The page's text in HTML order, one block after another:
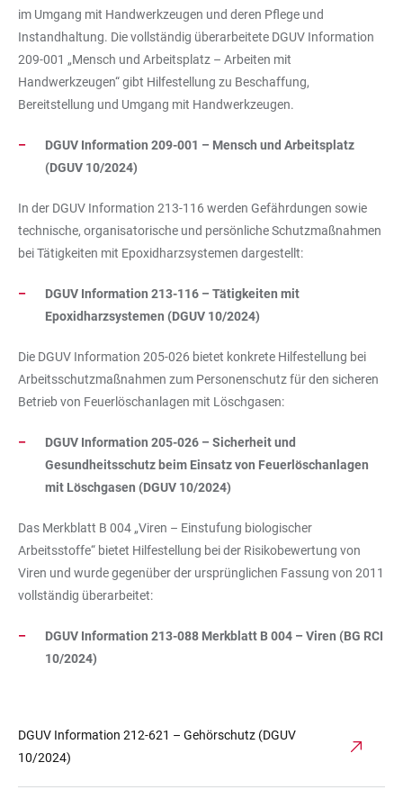
im Umgang mit Handwerkzeugen und deren Pflege und
Instandhaltung. Die vollständig überarbeitete DGUV Information
209-001 „Mensch und Arbeitsplatz – Arbeiten mit
Handwerkzeugen“ gibt Hilfestellung zu Beschaffung,
Bereitstellung und Umgang mit Handwerkzeugen.
DGUV Information 209-001 – Mensch und Arbeitsplatz
(DGUV 10/2024)
In der DGUV Information 213-116 werden Gefährdungen sowie
technische, organisatorische und persönliche Schutzmaßnahmen
bei Tätigkeiten mit Epoxidharzsystemen dargestellt:
DGUV Information 213-116 – Tätigkeiten mit
Epoxidharzsystemen (DGUV 10/2024)
Die DGUV Information 205-026 bietet konkrete Hilfestellung bei
Arbeitsschutzmaßnahmen zum Personenschutz für den sicheren
Betrieb von Feuerlöschanlagen mit Löschgasen:
DGUV Information 205-026 – Sicherheit und
Gesundheitsschutz beim Einsatz von Feuerlöschanlagen
mit Löschgasen (DGUV 10/2024)
Das Merkblatt B 004 „Viren – Einstufung biologischer
Arbeitsstoffe“ bietet Hilfestellung bei der Risikobewertung von
Viren und wurde gegenüber der ursprünglichen Fassung von 2011
vollständig überarbeitet:
DGUV Information 213-088 Merkblatt B 004 – Viren (BG RCI
10/2024)
DGUV Information 212-621 – Gehörschutz (DGUV
10/2024)